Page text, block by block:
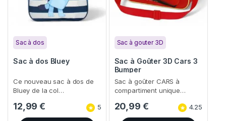
Sac à dos
Sac à dos Bluey
Ce nouveau sac à dos de
Bluey de la col…
12,99€ 5
Sac à gouter 3D
Sac à Goûter 3D Cars 3
Bumper
Sac à goûter CARS à
compartiment unique…
20,99 € 4.25